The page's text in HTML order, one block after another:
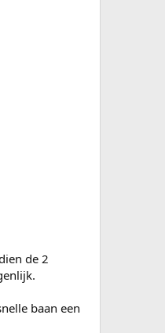
de 2
baan een